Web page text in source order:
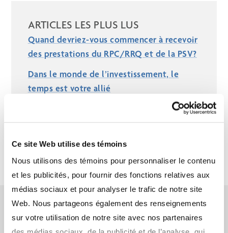
Ce site Web utilise des témoins
Nous utilisons des témoins pour personnaliser le contenu
et les publicités, pour fournir des fonctions relatives aux
médias sociaux et pour analyser le trafic de notre site
Web. Nous partageons également des renseignements
sur votre utilisation de notre site avec nos partenaires
ARTICLES LES PLUS LUS
Quand devriez-vous commencer à recevoir
des prestations du RPC/RRQ et de la PSV?
Dans le monde de l’investissement, le
temps est votre allié
Les REER représentent-ils toujours le
meilleur choix?
Apprenez-en davantage sur